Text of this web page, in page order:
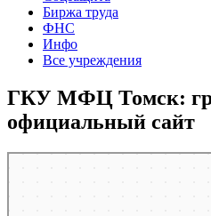
Биржа труда
ФНС
Инфо
Все учреждения
ГКУ МФЦ Томск:
официальный сайт